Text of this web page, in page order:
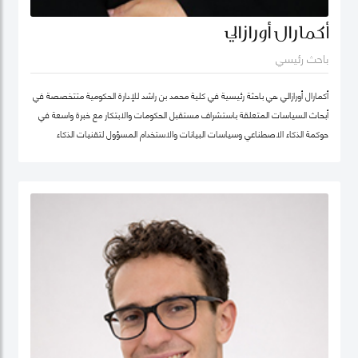
أكمارال أورازالي
باحث رئيسي
أكمارال أورازالي هي باحثة رئيسية في كلية محمد بن راشد للإدارة الحكومية متتخصصة في
أبحاث السياسات المتعلقة باستشراف مستقبل الحكومات والابتكار مع خبرة واسعة في
حوكمة الذكاء الاصطناعي وسياسات البيانات والاستخدام المسؤول لتقنيات الذكاء
وسياسات البيانات مع اهتمام خاص بتطوير أطر عملية تدعم الابتكار في القطاع العام
التطبيقية، مستندة إلى تجربة مهنية غنية في التحول الرقمي للقطاع الحكومي.